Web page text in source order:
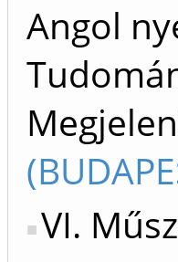
Angol
VI.